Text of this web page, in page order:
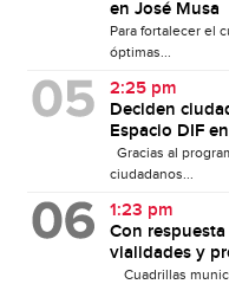
en José Musa
Para fortalecer el
óptimas...
2:25 pm
Deciden
Espacio DIF
Gracias al
ciudadanos...
1:23 pm
Con
vialidades y
Cuadrillas